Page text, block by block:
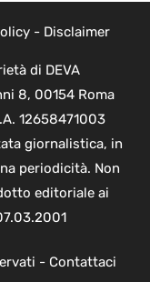
- Disclaimer
di DEVA
8, 00154 Roma
12658471003
giornalistica, in
periodicità. Non
editoriale ai
- Contattaci